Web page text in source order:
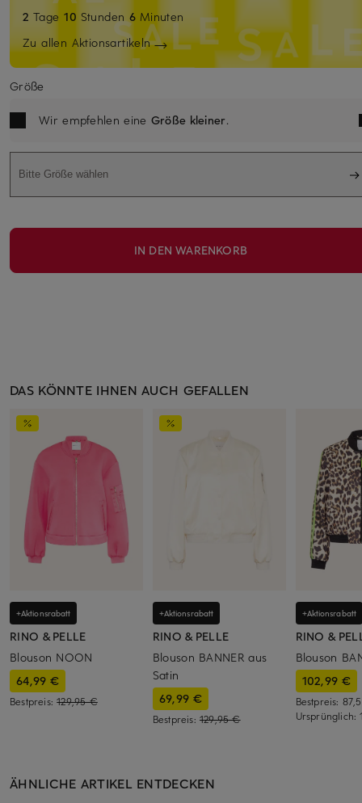
2 Tage10 Stunden 6 Minuten
Zu allen Aktionsartikeln
Größe
Wir empfehlen eine Größe kleiner.
Bitte Größe wählen
IN DEN WARENKORB
DAS KÖNNTE IHNEN AUCH GEFALLEN
+Aktionsrabatt
RINO & PELLE
Blouson NOON
64,99 €
Bestpreis:129,95 €
+Aktionsrabatt
RINO & PELLE
Blouson BANNER aus
Satin
69,99 €
Bestpreis: 129,95 €
+Aktionsrabatt
RINO &
Blouson
102,99 €
Bestpreis:
Ursprünglich:
ÄHNLICHE ARTIKEL ENTDECKEN